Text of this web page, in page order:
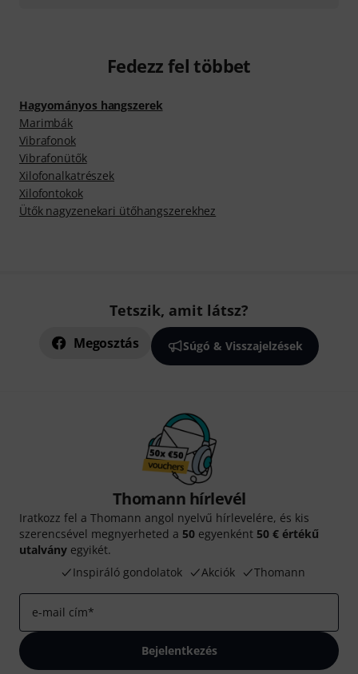
Fedezz fel többet
Hagyományos hangszerek
Marimbák
Vibrafonok
Vibrafonütők
Xilofonalkatrészek
Xilofontokok
Ütők nagyzenekari ütőhangszerekhez
Tetszik, amit látsz?
Megosztás Súgó & Visszajelzések
Thomann hírlevél
Iratkozz fel a Thomann angol nyelvű hírlevelére, és kis
szerencsével megnyerheted a 50 egyenként 50 € értékű
utalvány egyikét.
Inspiráló gondolatok
Akciók Thomann
e-mail cím*
Bejelentkezés